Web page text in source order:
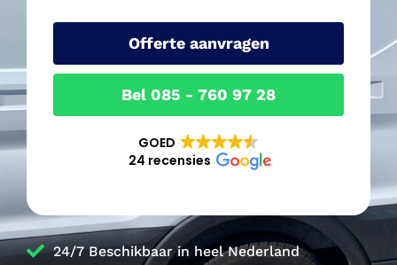
Offerte aanvragen
Bel 085 - 760 97 28
GOED
24 recensies
24/7 Beschikbaar in heel Nederland